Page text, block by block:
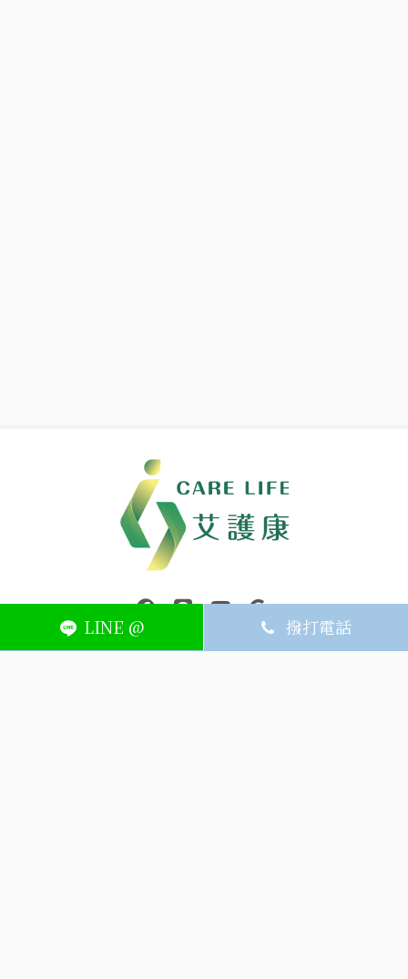
LINE @ 撥打電話
中壢醫療器材｜醫療器材補助｜出院醫療器材｜平鎮醫療器材｜艾
連結到facebook(另開視窗)
連結到Line(另開視窗)
連結到Youtube(另開視窗)
ABOUT